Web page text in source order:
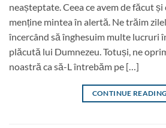
neașteptate. Ceea ce avem de făcut
menține mintea în alertă. Ne trăim
încercând să înghesuim multe lucruri
plăcută lui Dumnezeu. Totuși, ne
noastră ca să-L întrebăm pe […]
CONTINUE READING